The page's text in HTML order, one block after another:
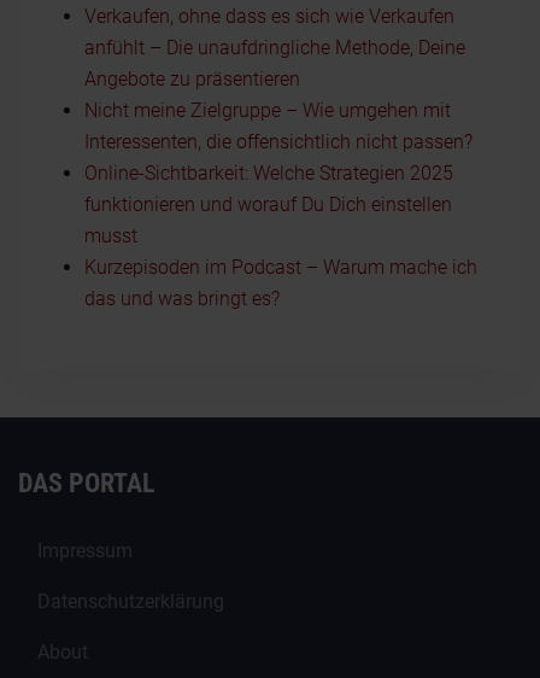
Verkaufen, ohne dass es sich wie Verkaufen
anfühlt – Die unaufdringliche Methode, Deine
Angebote zu präsentieren
Nicht meine Zielgruppe – Wie umgehen mit
Interessenten, die offensichtlich nicht passen?
Online-Sichtbarkeit: Welche Strategien 2025
funktionieren und worauf Du Dich einstellen
musst
Kurzepisoden im Podcast – Warum mache ich
das und was bringt es?
DAS PORTAL
Impressum
Datenschutzerklärung
About